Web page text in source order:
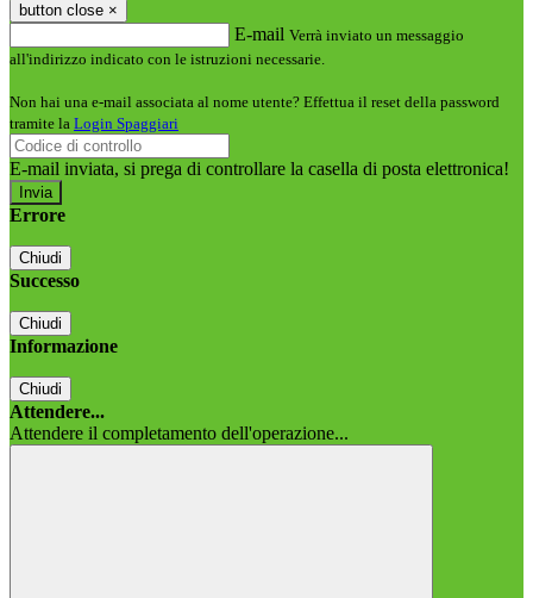
button close ×
E-mail Verrà inviato un messaggio
all'indirizzo indicato con le istruzioni necessarie.
Non hai una e-mail associata al nome utente? Effettua il reset della password
tramite la Login Spaggiari
E-mail inviata, si prega di controllare la casella di posta elettronica!
Errore
Chiudi
Successo
Chiudi
Informazione
Chiudi
Attendere...
Attendere il completamento dell'operazione...